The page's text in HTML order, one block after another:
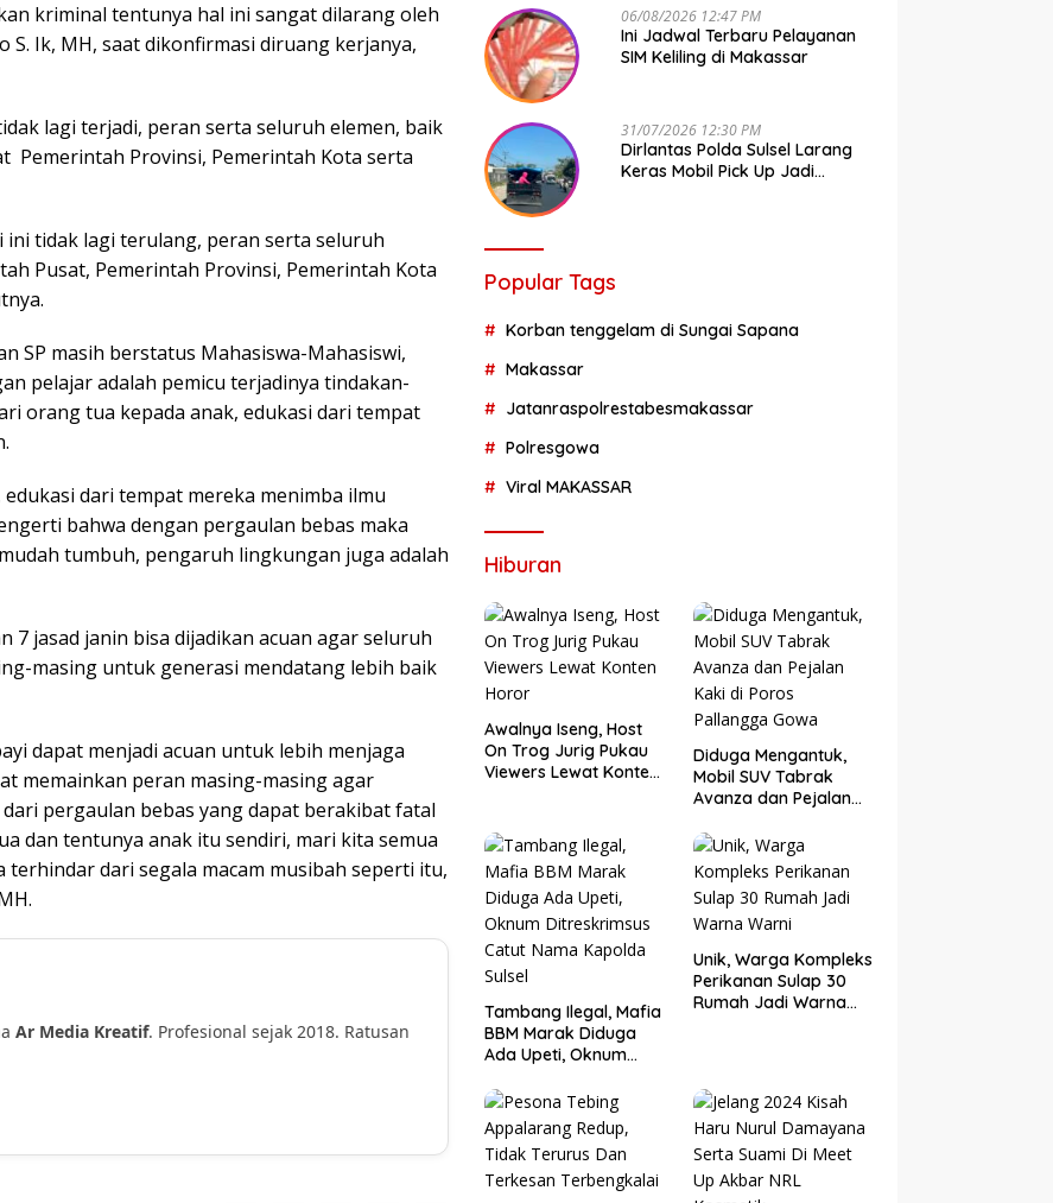
kriminal tentunya hal ini sangat dilarang oleh
S. Ik, MH, saat dikonfirmasi diruang kerjanya,
lagi terjadi, peran serta seluruh elemen, baik
Pemerintah Provinsi, Pemerintah Kota serta
ini tidak lagi terulang, peran serta seluruh
Pusat, Pemerintah Provinsi, Pemerintah Kota
SP masih berstatus Mahasiswa-Mahasiswi,
pelajar adalah pemicu terjadinya tindakan-
orang tua kepada anak, edukasi dari tempat
dari tempat mereka menimba ilmu
bahwa dengan pergaulan bebas maka
tumbuh, pengaruh lingkungan juga adalah
7 jasad janin bisa dijadikan acuan agar seluruh
masing untuk generasi mendatang lebih baik
dapat menjadi acuan untuk lebih menjaga
memainkan peran masing-masing agar
pergaulan bebas yang dapat berakibat fatal
dan tentunya anak itu sendiri, mari kita semua
dari segala macam musibah seperti itu,
Ar Media Kreatif. Profesional sejak 2018. Ratusan
06/08/2026 12:47 PM
Ini Jadwal Terbaru Pelayanan
SIM Keliling di Makassar
31/07/2026 12:30 PM
Dirlantas Polda Sulsel Larang
Keras Mobil Pick Up Jadi
Popular Tags
Korban tenggelam di Sungai Sapana
Makassar
Jatanraspolrestabesmakassar
Polresgowa
Viral MAKASSAR
Hiburan
Awalnya Iseng, Host
On Trog Jurig Pukau
Viewers Lewat Konten
Diduga Mengantuk,
Mobil SUV Tabrak
Avanza dan Pejalan
Pallangga Gowa
Tambang Ilegal, Mafia
BBM Marak Diduga
Ada Upeti, Oknum
Nama Kapolda Sulsel
Unik, Warga Kompleks
Perikanan Sulap 30
Rumah Jadi Warna